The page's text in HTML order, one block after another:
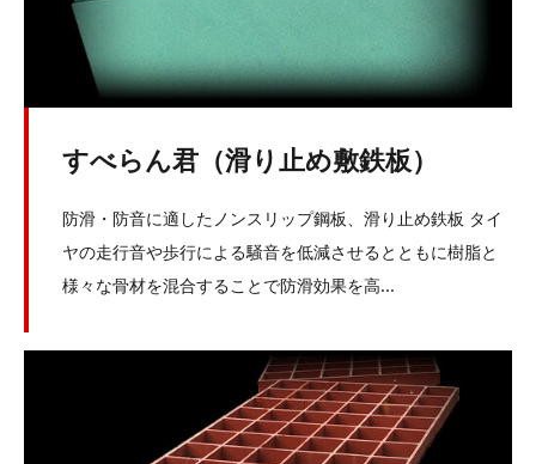
すべらん君（滑り止め敷鉄板）
防滑・防音に適したノンスリップ鋼板、滑り止め鉄板 タイ
ヤの走行音や歩行による騒音を低減させるとともに樹脂と
様々な骨材を混合することで防滑効果を高...